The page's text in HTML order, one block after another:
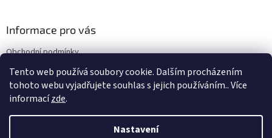
Tento web používá soubory cookie. Dalším procházením
tohoto webu vyjadřujete souhlas s jejich používáním.. Více
informacízde.
Nastavení
Informace pro vás
Obchodní podmínky
Podmínky ochrany osobních údajů